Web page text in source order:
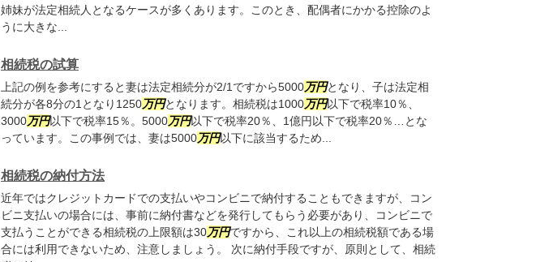
姉妹が法定相続人となるケースが多くあります。このとき、配偶者にかかる控除のよ
うに大きな...
相続税の試算
上記の例を参考にすると妻は法定相続分が2/1ですから5000万円となり、子は法定相
続分が各8分の1となり1250万円となります。相続税は1000万円以下で税率10％、
3000万円以下で税率15％。5000万円以下で税率20％、1億円以下で税率20％…とな
っています。この事例では、妻は5000万円以下に該当するため...
相続税の納付方法
近年ではクレジットカードでの支払いやコンビニで納付することもできますが、コン
ビニ支払いの場合には、事前に納付書などを発行してもらう必要があり、コンビニで
支払うことができる相続税の上限額は30万円ですから、これ以上の相続税額である場
合には利用できないため、注意しましょう。 次に納付手段ですが、原則として、相続